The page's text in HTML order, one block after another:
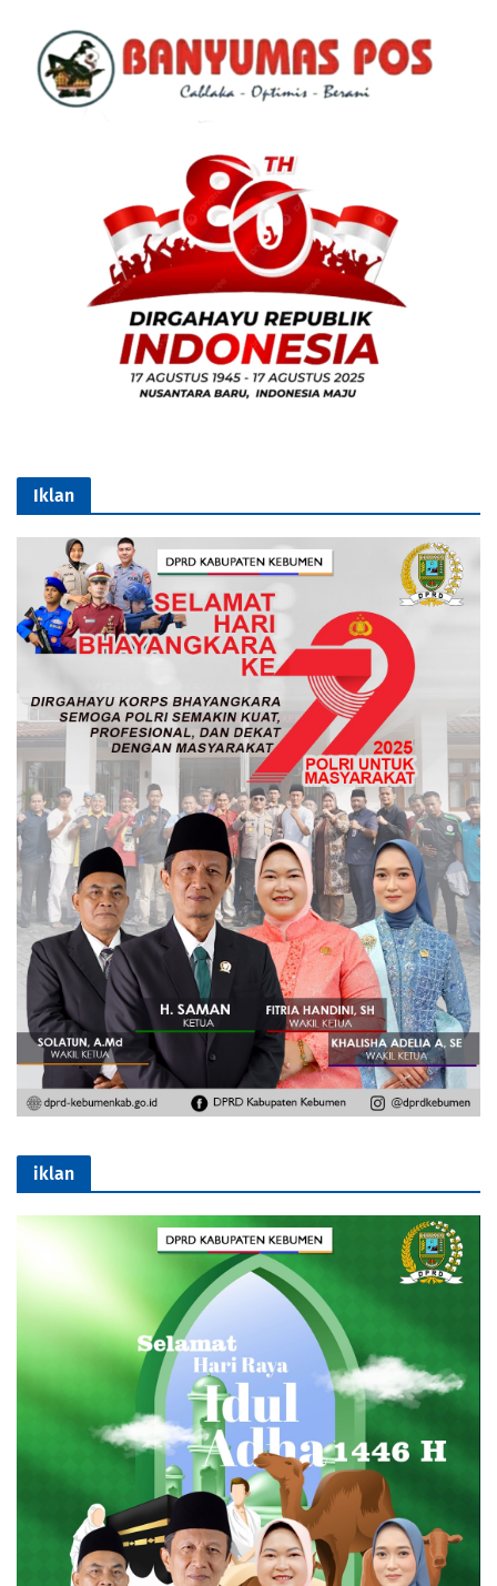
Iklan
iklan